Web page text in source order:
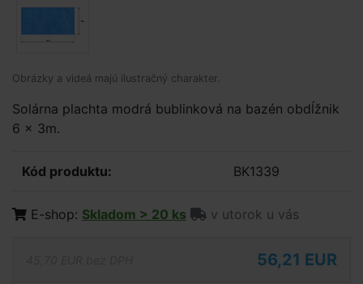
Obrázky a videá majú ilustračný charakter.
Solárna plachta modrá bublinková na bazén obdĺžnik
6 x 3m.
Kód produktu: BK1339
E-shop: Skladom > 20 ks v utorok u vás
56,21 EUR